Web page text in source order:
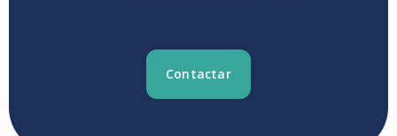
Contactar